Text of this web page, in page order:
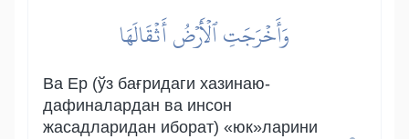
وَأَخۡرَجَتِ ٱلۡأَرۡضُ أَثۡقَالَهَا
Ва Ер (ўз бағридаги хазинаю-
дафиналардан ва инсон
жасадларидан иборат) «юк»ларини